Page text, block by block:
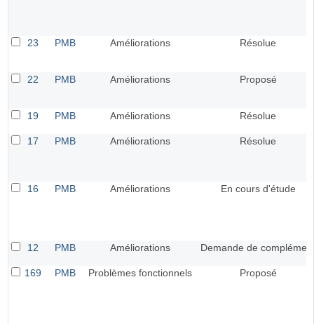
23 PMB Améliorations Résolue
22 PMB Améliorations Proposé
19 PMB Améliorations Résolue
17 PMB Améliorations Résolue
16 PMB Améliorations En cours d'étude
12 PMB Améliorations Demande de
169 PMB Problèmes fonctionnels Proposé